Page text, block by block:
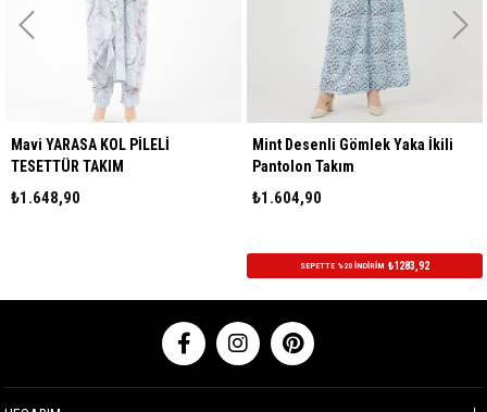
Mavi YARASA KOL PİLELİ
TESETTÜR TAKIM
₺1.648,90
Mint Desenli Gömlek Yaka İkili
Pantolon Takım
₺1.604,90
SEPETTE %20 İNDİRİM ₺1283,92